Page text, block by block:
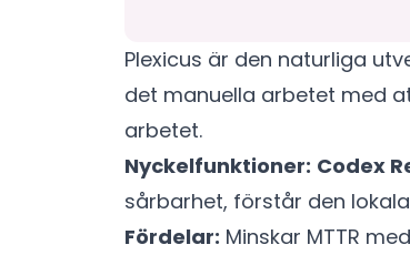
Plexicus är den naturliga
det manuella arbetet med
arbetet.
Nyckelfunktioner: Codex
sårbarhet, förstår den
Fördelar: Minskar MTTR